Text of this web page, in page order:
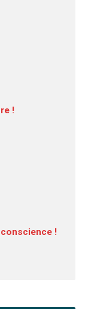
!
!